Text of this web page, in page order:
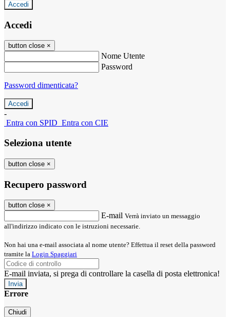
Accedi
Accedi
button close ×
Nome Utente
Password
Password dimenticata?
-
Entra con SPID Entra con CIE
Seleziona utente
button close ×
Recupero password
button close ×
E-mail Verrà inviato un messaggio
all'indirizzo indicato con le istruzioni necessarie.
Non hai una e-mail associata al nome utente? Effettua il reset della password
tramite la Login Spaggiari
E-mail inviata, si prega di controllare la casella di posta elettronica!
Errore
Chiudi